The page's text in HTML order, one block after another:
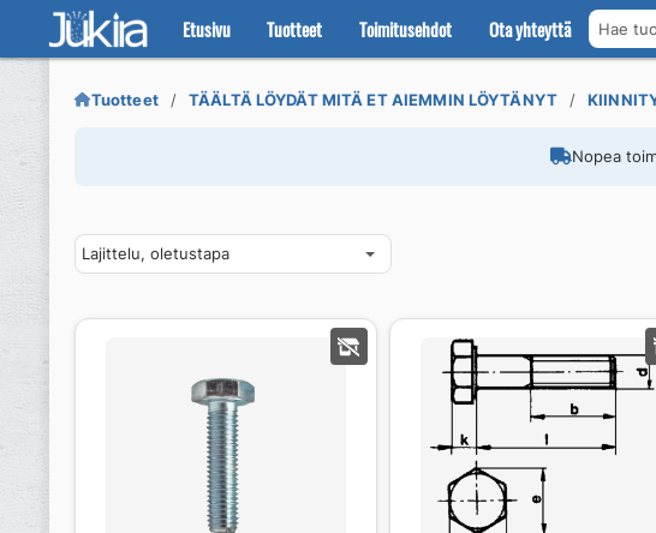
Etusivu Tuotteet Toimitusehdot Ota yhteyttä Hae
Siirry
navigointiin
Siirry
sisältöön
Tuotteet TÄÄLTÄ LÖYDÄT MITÄ ET AIEMMIN LÖYTÄNYT
Nopea